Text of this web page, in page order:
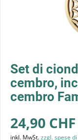
Set di
cembro,
cembro
24,90
inkl. MwSt.zzgl. spese